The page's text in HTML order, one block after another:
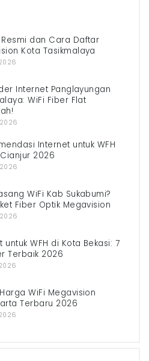
Resmi dan Cara Daftar
Kota Tasikmalaya
Internet Panglayungan
WiFi Fiber Flat
Internet untuk WFH
2026
WiFi Kab Sukabumi?
Fiber Optik Megavision
untuk WFH di Kota Bekasi: 7
Terbaik 2026
WiFi Megavision
Terbaru 2026